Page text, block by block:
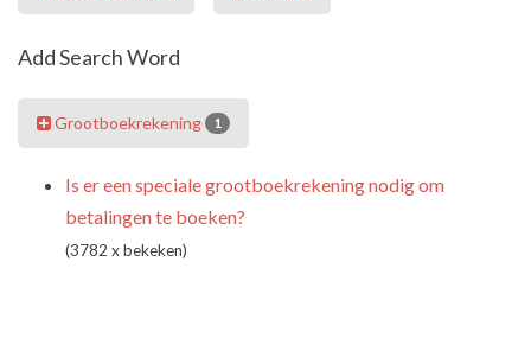
Add Search Word
Grootboekrekening 1
Is er een speciale grootboekrekening nodig om
betalingen te boeken?
(3782 x bekeken)